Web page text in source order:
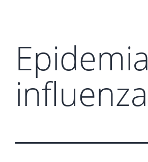
Epidemia
influenza